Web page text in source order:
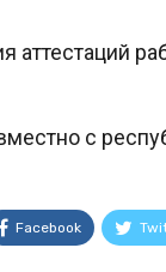
аттестаций
с
Facebook